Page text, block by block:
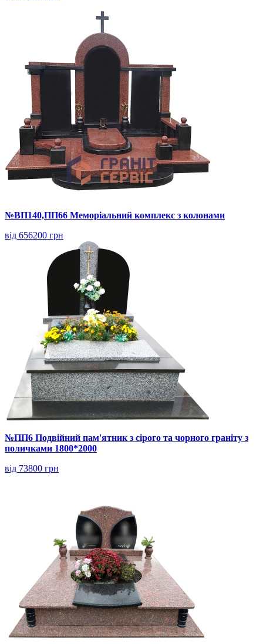
№ВП140,ПП66 Меморіальний комплекс з колонами
від 656200 грн
№ПП6 Подвійний пам'ятник з сірого та чорного граніту з
поличками 1800*2000
від 73800 грн